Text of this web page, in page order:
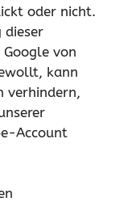
oder nicht.
dieser
von
kann
verhindern,
Account